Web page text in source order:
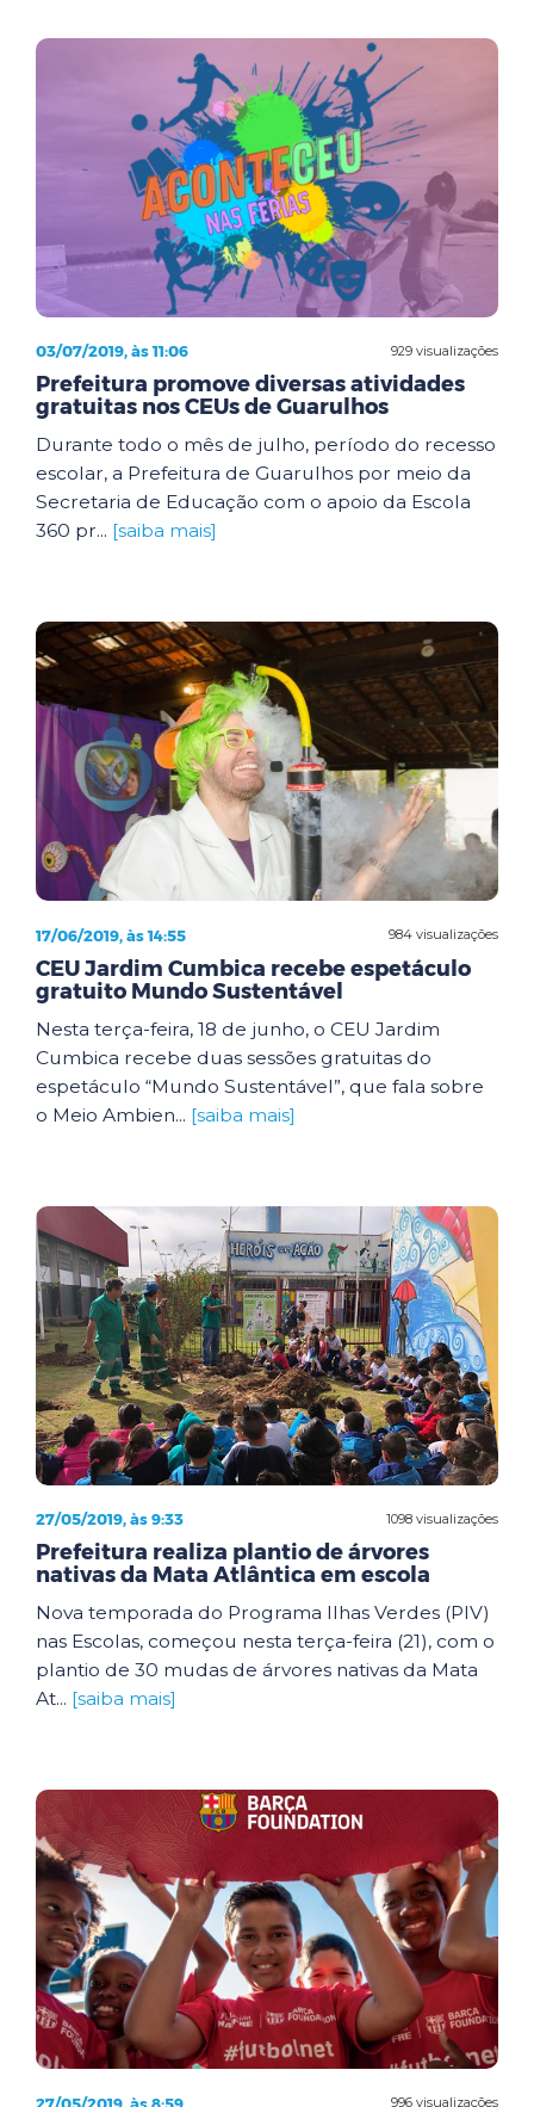
929 visualizações
03/07/2019, às 11:06
Prefeitura promove diversas atividades
gratuitas nos CEUs de Guarulhos
Durante todo o mês de julho, período do recesso
escolar, a Prefeitura de Guarulhos por meio da
Secretaria de Educação com o apoio da Escola
360 pr... [saiba mais]
984 visualizações
17/06/2019, às 14:55
CEU Jardim Cumbica recebe espetáculo
gratuito Mundo Sustentável
Nesta terça-feira, 18 de junho, o CEU Jardim
Cumbica recebe duas sessões gratuitas do
espetáculo “Mundo Sustentável”, que fala sobre
o Meio Ambien... [saiba mais]
1098 visualizações
27/05/2019, às 9:33
Prefeitura realiza plantio de árvores
nativas da Mata Atlântica em escola
Nova temporada do Programa Ilhas Verdes (PIV)
nas Escolas, começou nesta terça-feira (21), com o
plantio de 30 mudas de árvores nativas da Mata
At... [saiba mais]
996 visualizações
27/05/2019, às 8:59